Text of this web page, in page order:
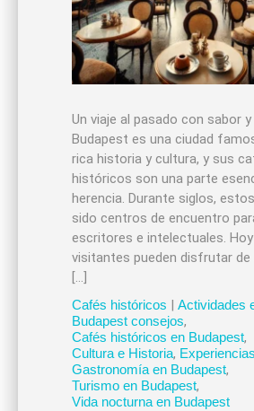
Un viaje al pasado con sabor
Budapest es una ciudad
rica historia y cultura, y sus
históricos son una parte
herencia. Durante siglos,
sido centros de encuentro
escritores e intelectuales.
visitantes pueden disfrutar de
[…]
Cafés históricos | Actividades
Budapest consejos,
Cafés históricos en Budapest,
Cultura e Historia,
Gastronomía en Budapest,
Turismo en Budapest,
Vida nocturna en Budapest